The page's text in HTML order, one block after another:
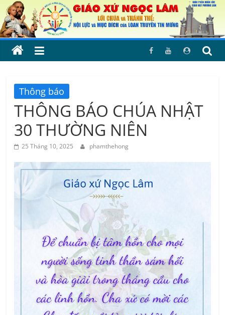
Skip
to
content
Thông báo
THÔNG BÁO CHÚA NHẬT
30 THƯỜNG NIÊN
25 Tháng 10, 2025 phamthehong